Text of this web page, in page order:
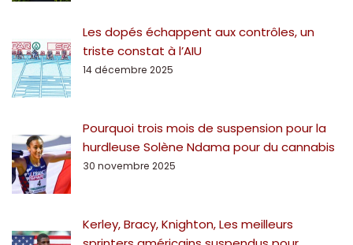
Les dopés échappent aux contrôles, un
triste constat à l’AIU
14 décembre 2025
Pourquoi trois mois de suspension pour la
hurdleuse Solène Ndama pour du cannabis
30 novembre 2025
Kerley, Bracy, Knighton, Les meilleurs